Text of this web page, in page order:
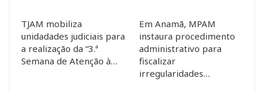
TJAM mobiliza
unidadades judiciais para
a realização da “3.ª
Semana de Atenção à…
Em Anamã, MPAM
instaura procedimento
administrativo para
fiscalizar
irregularidades…